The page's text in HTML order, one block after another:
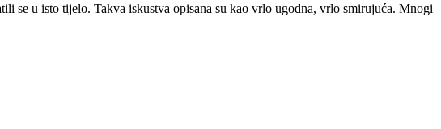
u isto tijelo. Takva iskustva opisana su kao vrlo ugodna, vrlo smirujuća. Mnogi